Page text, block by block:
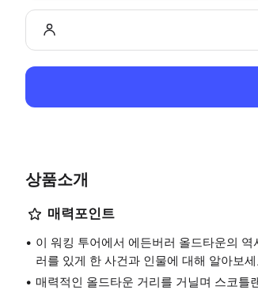
상품소개
매력포인트
이 워킹 투어에서 에든버러 올드타운의
러를 있게 한 사건과 인물에 대해 알아보
매력적인 올드타운 거리를 거닐며 스코틀